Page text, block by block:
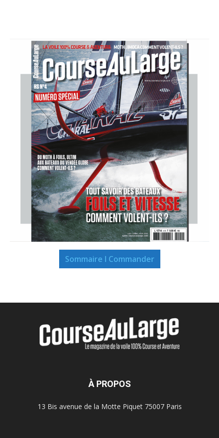
Sommaire I Commander
À PROPOS
13 Bis avenue de la Motte Piquet 75007 Paris